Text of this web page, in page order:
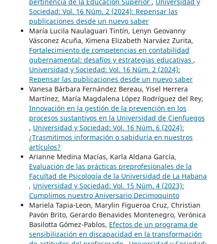
Sociedad: Vol. 16 Núm. 2 (2024): Repensar las
publicaciones desde un nuevo saber
María Lucila Naulaguari Tintín, Lenyn Geovanny
Vásconez Acuña, Ximena Elizabeth Narváez Zurita,
Fortalecimiento de competencias en contabilidad
gubernamental: desafíos y estrategias educativas ,
Universidad y Sociedad: Vol. 16 Núm. 2 (2024):
Repensar las publicaciones desde un nuevo saber
Vanesa Bárbara Fernández Bereau, Yisel Herrera
Martínez, María Magdalena López Rodríguez del Rey,
Innovación en la gestión de la prevención en los
procesos sustantivos en la Universidad de Cienfuegos
, Universidad y Sociedad: Vol. 16 Núm. 6 (2024):
¿Trasmitimos información o sabiduría en nuestros
artículos?
Arianne Medina Macías, Karla Aldana García,
Evaluación de las prácticas preprofesionales de la
Facultad de Psicología de la Universidad de La Habana
, Universidad y Sociedad: Vol. 15 Núm. 4 (2023):
Cumplimos nuestro Aniversario Decimoquinto
Mariela Tapia-Leon, Marylin Figueroa Cruz, Christian
Pavón Brito, Gerardo Benavides Montenegro, Verónica
Basilotta Gómez-Pablos, Efectos de un programa de
sensibilización en discapacidad en la transformación